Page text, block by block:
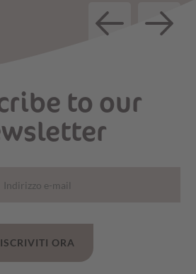
to our
ISCRIVITI ORA